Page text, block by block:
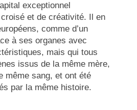
exceptionnel
croisé et de créativité. Il en
comme d’un
à ses organes avec
mais qui tous
issus de la même mère,
même sang, et ont été
par la même histoire.